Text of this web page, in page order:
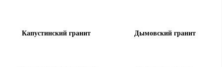
Капустинский гранит Дымовский гранит